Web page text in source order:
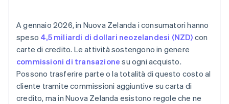
A gennaio 2026, in Nuova Zelanda i consumatori hanno
speso 4,5 miliardi di dollari neozelandesi (NZD) con
carte di credito. Le attività sostengono in genere
commissioni di transazione su ogni acquisto.
Possono trasferire parte o la totalità di questo costo al
cliente tramite commissioni aggiuntive su carta di
credito, ma in Nuova Zelanda esistono regole che ne